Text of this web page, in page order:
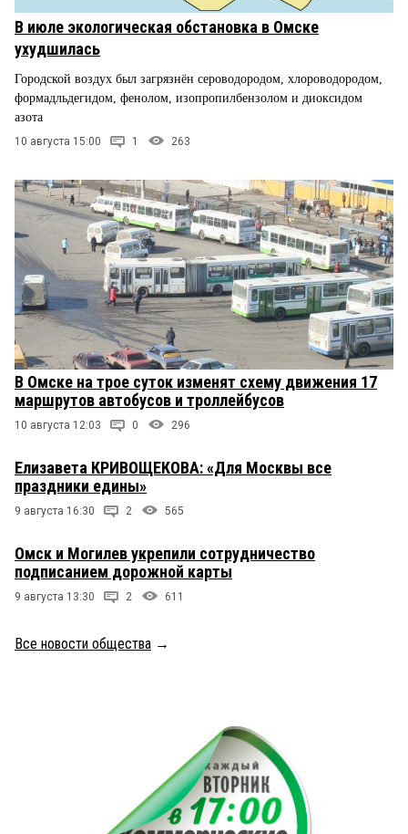
В июле экологическая обстановка в Омске
ухудшилась
Городской воздух был загрязнён сероводородом, хлороводородом,
формадльдегидом, фенолом, изопропилбензолом и диоксидом
азота
10 августа 15:00 1 263
В Омске на трое суток изменят схему движения 17
маршрутов автобусов и троллейбусов
10 августа 12:03 0 296
Елизавета КРИВОЩЕКОВА: «Для Москвы все
праздники едины»
9 августа 16:30 2 565
Омск и Могилев укрепили сотрудничество
подписанием дорожной карты
9 августа 13:30 2 611
Все новости общества →